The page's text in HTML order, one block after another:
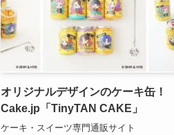
オリジナルデザインのケーキ缶！
Cake.jp「TinyTAN CAKE」
ケーキ・スイーツ専門通販サイト